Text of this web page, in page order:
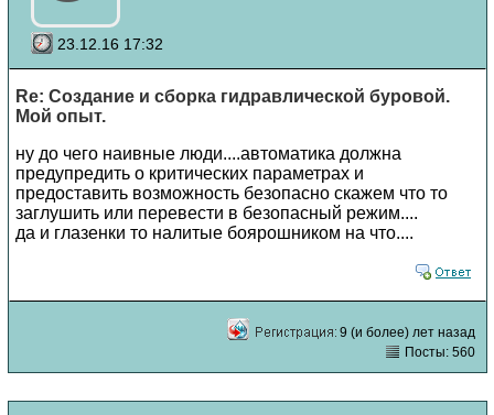
23.12.16 17:32
Re: Создание и сборка гидравлической буровой.
Мой опыт.
ну до чего наивные люди....автоматика должна
предупредить о критических параметрах и
предоставить возможность безопасно скажем что то
заглушить или перевести в безопасный режим....
да и глазенки то налитые боярошником на что....
9 (и более) лет назад
Посты: 560